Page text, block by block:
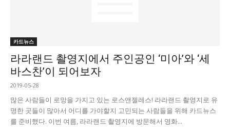
카드뉴스
라라랜드 촬영지에서 주인공인 ‘미아’와 ‘세
바스찬’이 되어보자
2019-05-28
많은 사람들이 로망을 가지고 있는 로스앤젤레스! 라라랜드 촬영지로 유
명한 곳들이 많아서 어디를 가야할지 고민되는 사람들을 위해 카드뉴스
를 준비했다. 이번 여름, 라라랜드 촬영지에 방문해서 영화...